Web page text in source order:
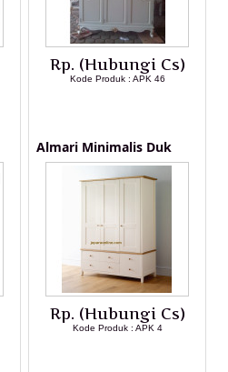
Rp. (Hubungi Cs)
Kode Produk : APK 46
Almari Minimalis Duk
Rp. (Hubungi Cs)
Kode Produk : APK 4